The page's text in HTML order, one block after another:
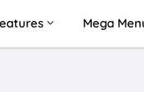
Mega